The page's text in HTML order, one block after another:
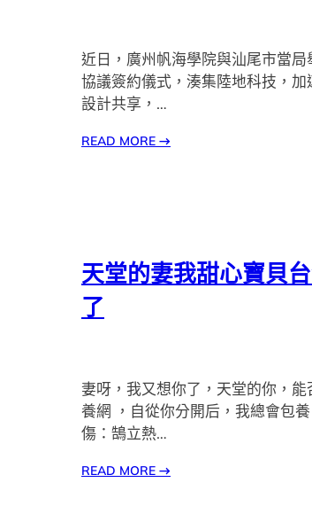
近日，廣州帆海學院與汕尾市當
協議簽約儀式，湊集陸地科技，
設計共享，…
READ MORE →
天堂的妻我甜心寶貝
了
妻呀，我又想你了，天堂的你，
養網 ，自從你分開后，我總會包
傷：鵠立熱…
READ MORE →